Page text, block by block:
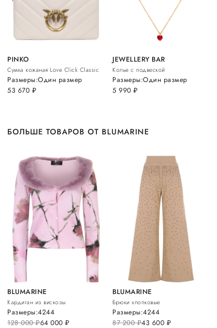
PINKO
Сумка кожаная Love Click Classic
53 670 руб.
Размеры:Один размер
JEWELLERY BAR
Колье с подвеской
5 990руб.
Размеры:Один размер
БОЛЬШЕ ТОВАРОВ ОТ BLUMARINE
BLUMARINE
Кардиган из вискозы
128 000руб.64 000 руб.
Размеры:4244
BLUMARINE
Брюки хлопковые
87 200руб.43 600 руб.
Размеры:4244